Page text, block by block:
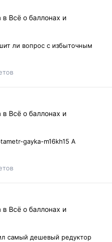
в Всё о баллонах и
ли вопрос с избыточным
в Всё о баллонах и
gayka-m16kh15 А
в Всё о баллонах и
самый дешевый редуктор